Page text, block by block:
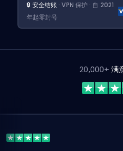
🔒 安全结账 · VPN 保护 · 自 2021
年起零封号
20,000+满